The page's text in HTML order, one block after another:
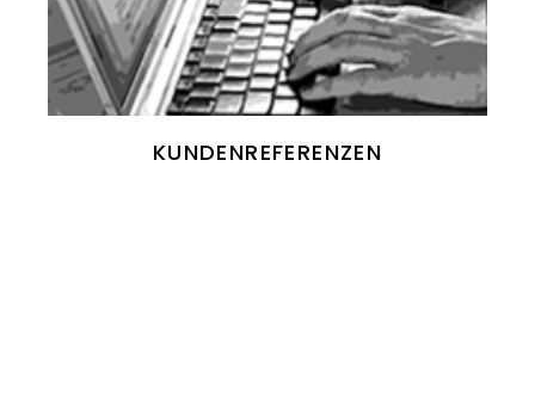
KUNDEN­REFERENZEN